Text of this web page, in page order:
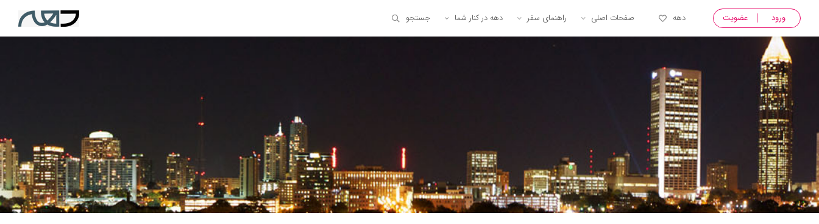
ورود عضویت دهه صفحات اصلی راهنمای سفر دهه در کنار شما جستجو